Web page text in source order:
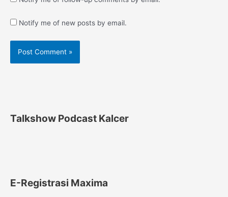
Notify me of new posts by email.
Talkshow Podcast Kalcer
E-Registrasi Maxima